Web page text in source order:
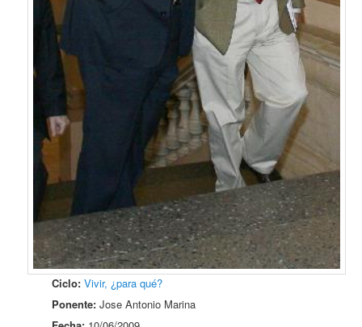
Ciclo: Vivir, ¿para qué?
Ponente: Jose Antonio Marina